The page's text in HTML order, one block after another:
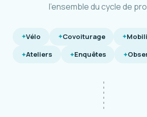
l'ensemble du cycle de
Vélo Covoiturage
Ateliers
Enquêtes